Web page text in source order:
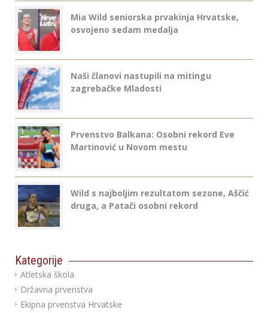
Mia Wild seniorska prvakinja Hrvatske,
osvojeno sedam medalja
Naši članovi nastupili na mitingu
zagrebačke Mladosti
Prvenstvo Balkana: Osobni rekord Eve
Martinović u Novom mestu
Wild s najboljim rezultatom sezone, Aščić
druga, a Patači osobni rekord
Kategorije
Atletska škola
Državna prvenstva
Ekipna prvenstva Hrvatske